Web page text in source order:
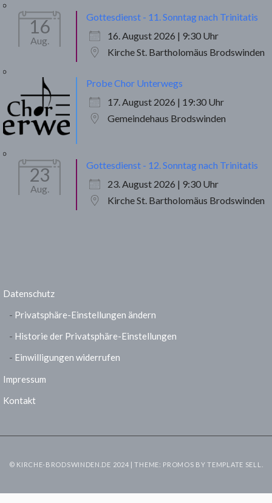
16
Aug.
Gottesdienst - 11. Sonntag nach Trinitatis
16. August 2026 | 9:30 Uhr
Kirche St. Bartholomäus Brodswinden
Probe Chor Unterwegs
17. August 2026 | 19:30 Uhr
Gemeindehaus Brodswinden
23
Aug.
Gottesdienst - 12. Sonntag nach Trinitatis
23. August 2026 | 9:30 Uhr
Kirche St. Bartholomäus Brodswinden
Datenschutz
Privatsphäre-Einstellungen ändern
Historie der Privatsphäre-Einstellungen
Einwilligungen widerrufen
Impressum
Kontakt
© KIRCHE-BRODSWINDEN.DE 2024 | THEME: PROMOS BYTEMPLATE SELL